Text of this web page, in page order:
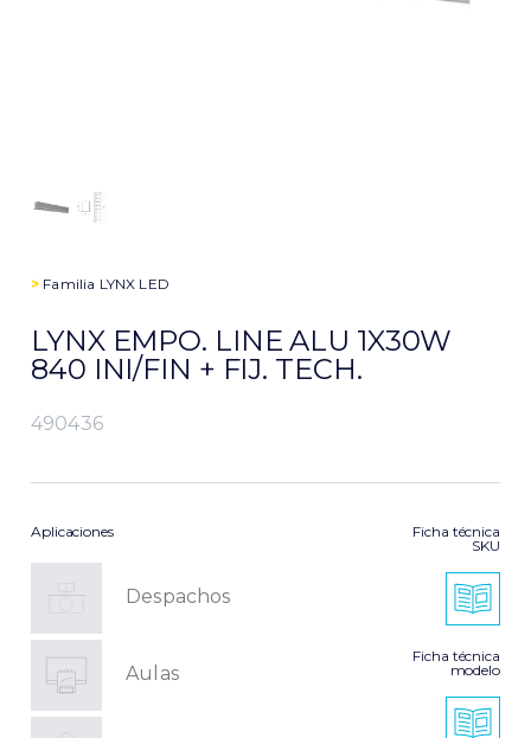
> Familia LYNX LED
LYNX EMPO. LINE ALU 1X30W
840 INI/FIN + FIJ. TECH.
490436
Aplicaciones
Despachos
Aulas
Ficha técnica
SKU
Ficha técnica
modelo